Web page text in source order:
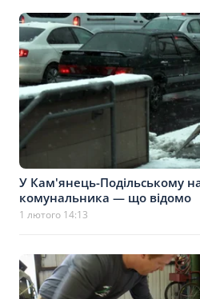
У Кам'янець-Подільському
комунальника — що відомо
1 лютого 14:13